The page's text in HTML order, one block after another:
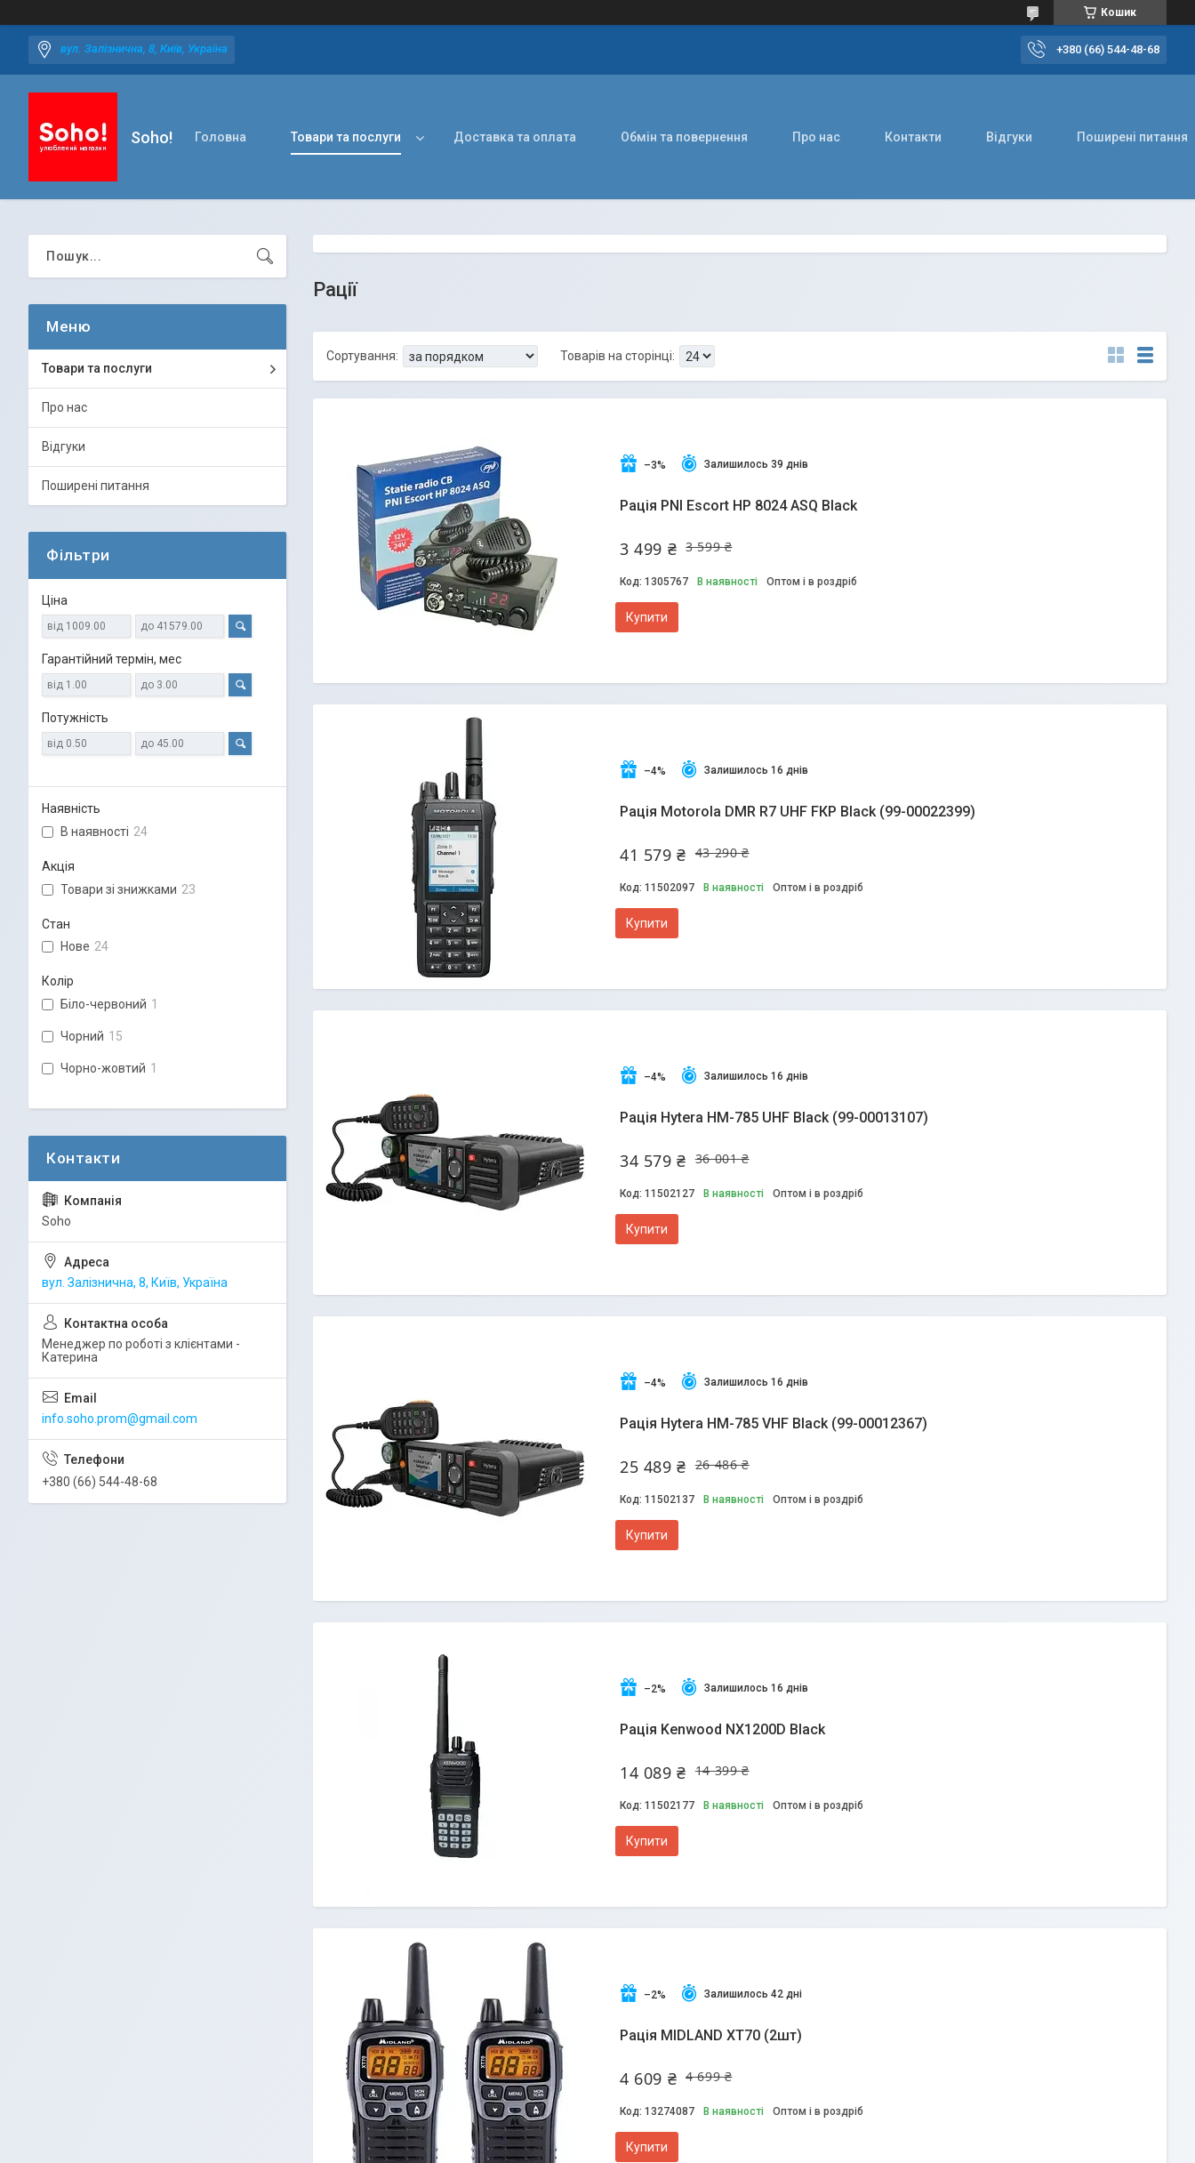
Кошик
вул. Залізнична, 8, Київ, Україна +380 (66) 544-48-68
Soho! Головна Товари та послуги Доставка та оплата Обмін та повернення Про нас Контакти Відгуки Поширені питання
Рації
–3% Залишилось 39 днів
Рація PNI Escort HP 8024 ASQ Black
3 599 ₴
3 499 ₴
1305767 В наявності Оптом і в роздріб
Купити
–4% Залишилось 16 днів
Рація Motorola DMR R7 UHF FКР Black (99-00022399)
43 290 ₴
41 579 ₴
11502097 В наявності Оптом і в роздріб
Купити
–4% Залишилось 16 днів
Рація Hytera HM-785 UHF Black (99-00013107)
36 001 ₴
34 579 ₴
11502127 В наявності Оптом і в роздріб
Купити
–4% Залишилось 16 днів
Рація Hytera HM-785 VHF Black (99-00012367)
26 486 ₴
25 489 ₴
11502137 В наявності Оптом і в роздріб
Купити
–2% Залишилось 16 днів
Рація Kenwood NX1200D Black
14 399 ₴
14 089 ₴
11502177 В наявності Оптом і в роздріб
Купити
–2% Залишилось 42 дні
Рація MIDLAND XT70 (2шт)
4 699 ₴
4 609 ₴
13274087 В наявності Оптом і в роздріб
Купити
Товари та послуги
Про нас
Відгуки
Поширені питання
Фільтри
Ціна
Гарантійний термін, мес
Потужність
Наявність
В наявності 24
Акція
Товари зі знижками 23
Стан
Нове 24
Колір
Біло-червоний 1
Чорний 15
Чорно-жовтий 1
Soho
вул. Залізнична, 8, Київ, Україна
Менеджер по роботі з клієнтами -
Катерина
info.soho.prom@gmail.com
+380 (66) 544-48-68